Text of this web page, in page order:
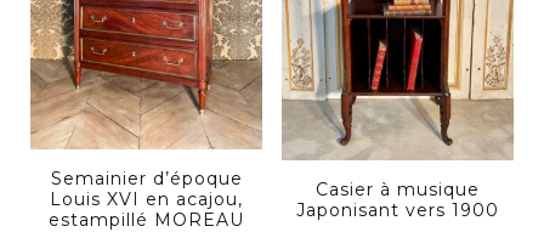
Semainier d’époque
Louis XVI en acajou,
estampillé MOREAU
Casier à musique
Japonisant vers 1900